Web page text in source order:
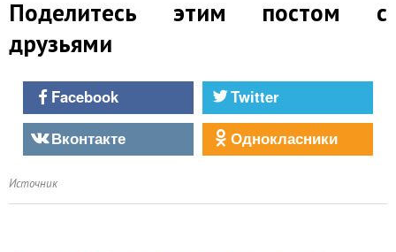
Поделитесь этим постом с
друзьями
Facebook
Twitter
Вконтакте
Однокласники
Источник